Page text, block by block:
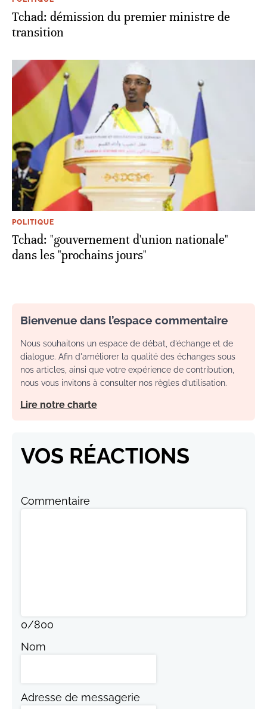
Tchad: démission du premier ministre de
transition
POLITIQUE
Tchad: "gouvernement d'union nationale"
dans les "prochains jours"
Bienvenue dans l’espace commentaire
Nous souhaitons un espace de débat, d’échange et de
dialogue. Afin d'améliorer la qualité des échanges sous
nos articles, ainsi que votre expérience de contribution,
nous vous invitons à consulter nos règles d’utilisation.
Lire notre charte
VOS RÉACTIONS
Commentaire
0/800
Nom
Adresse de messagerie